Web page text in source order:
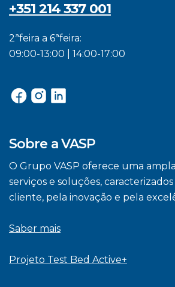
+351 214 337 001
2ªfeira a 6ªfeira:
09:00-13:00 | 14:00-17:00
Sobre a VASP
O Grupo VASP oferece uma
serviços e soluções,
cliente, pela inovação e pela
Saber mais
Projeto Test Bed Active+